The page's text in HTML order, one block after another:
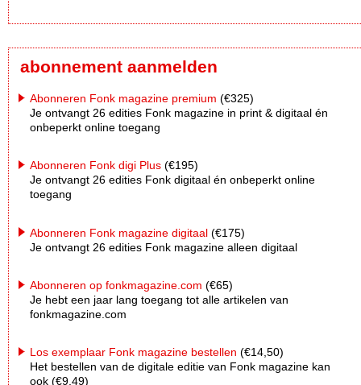
abonnement aanmelden
Abonneren Fonk magazine premium (€325)
Je ontvangt 26 edities Fonk magazine in print & digitaal én
onbeperkt online toegang
Abonneren Fonk digi Plus (€195)
Je ontvangt 26 edities Fonk digitaal én onbeperkt online
toegang
Abonneren Fonk magazine digitaal (€175)
Je ontvangt 26 edities Fonk magazine alleen digitaal
Abonneren op fonkmagazine.com (€65)
Je hebt een jaar lang toegang tot alle artikelen van
fonkmagazine.com
Los exemplaar Fonk magazine bestellen (€14,50)
Het bestellen van de digitale editie van Fonk magazine kan
ook (€9,49)